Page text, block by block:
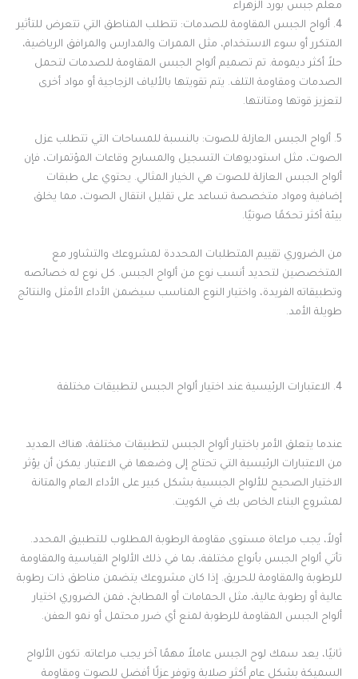
معلم جبس بورد الزهراء
4. ألواح الجبس المقاومة للصدمات: تتطلب المناطق التي تتعرض للتأثير
المتكرر أو سوء الاستخدام، مثل الممرات والمدارس والمرافق الرياضية،
حلاً أكثر ديمومة. تم تصميم ألواح الجبس المقاومة للصدمات لتحمل
الصدمات ومقاومة التلف. يتم تقويتها بالألياف الزجاجية أو مواد أخرى
لتعزيز قوتها ومتانتها.
5. ألواح الجبس العازلة للصوت: بالنسبة للمساحات التي تتطلب عزل
الصوت، مثل استوديوهات التسجيل والمسارح وقاعات المؤتمرات، فإن
ألواح الجبس العازلة للصوت هي الخيار المثالي. يحتوي على طبقات
إضافية ومواد متخصصة تساعد على تقليل انتقال الصوت، مما يخلق
بيئة أكثر تحكمًا صوتيًا.
من الضروري تقييم المتطلبات المحددة لمشروعك والتشاور مع
المتخصصين لتحديد أنسب نوع من ألواح الجبس. كل نوع له خصائصه
وتطبيقاته الفريدة، واختيار النوع المناسب سيضمن الأداء الأمثل والنتائج
طويلة الأمد.
4. الاعتبارات الرئيسية عند اختيار ألواح الجبس لتطبيقات مختلفة
عندما يتعلق الأمر باختيار ألواح الجبس لتطبيقات مختلفة، هناك العديد
من الاعتبارات الرئيسية التي تحتاج إلى وضعها في الاعتبار. يمكن أن يؤثر
الاختيار الصحيح للألواح الجبسية بشكل كبير على الأداء العام والمتانة
لمشروع البناء الخاص بك في الكويت.
أولاً، يجب مراعاة مستوى مقاومة الرطوبة المطلوب للتطبيق المحدد.
تأتي ألواح الجبس بأنواع مختلفة، بما في ذلك الألواح القياسية والمقاومة
للرطوبة والمقاومة للحريق. إذا كان مشروعك يتضمن مناطق ذات رطوبة
عالية أو رطوبة عالية، مثل الحمامات أو المطابخ، فمن الضروري اختيار
ألواح الجبس المقاومة للرطوبة لمنع أي ضرر محتمل أو نمو العفن.
ثانيًا، يعد سمك لوح الجبس عاملاً مهمًا آخر يجب مراعاته. تكون الألواح
السميكة بشكل عام أكثر صلابة وتوفر عزلًا أفضل للصوت ومقاومة